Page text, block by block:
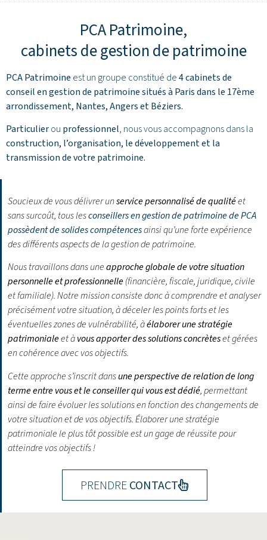
PCA Patrimoine,
cabinets de gestion de patrimoine
PCA Patrimoine est un groupe constitué de4 cabinets de
conseil en gestion de patrimoine situés à Paris dans le 17ème
arrondissement, Nantes,AngersetBéziers.
Particulierou professionnel, nous vous accompagnons dans la
construction, l’organisation, le développement et la
transmission de votre patrimoine.
Soucieux de vous délivrer unservice personnalisé de qualitéet
sans surcoût, tous lesconseillers en gestion de patrimoine de PCA
possèdent de solides compétencesainsi qu’une forte expérience
des différents aspects de la gestion de patrimoine.
Nous travaillons dans uneapproche globale de votre situation
personnelle et professionnelle(financière, fiscale, juridique, civile
et familiale). Notre mission consiste donc à comprendre et analyser
précisément votre situation, à déceler les points forts et les
éventuelles zones de vulnérabilité, àélaborer une stratégie
patrimonialeet àvous apporter des solutions concrèteset gérées
en cohérence avec vos objectifs.
Cette approche s’inscrit dansune perspective de relation de long
terme entre vous et le conseiller qui vous est dédié, permettant
ainsi de faire évoluer les solutions en fonction des changements de
votre situation et de vos objectifs.Élaborer une stratégie
patrimoniale le plus tôt possible est un gage de réussite pour
atteindre vos objectifs !
PRENDRE CONTACT